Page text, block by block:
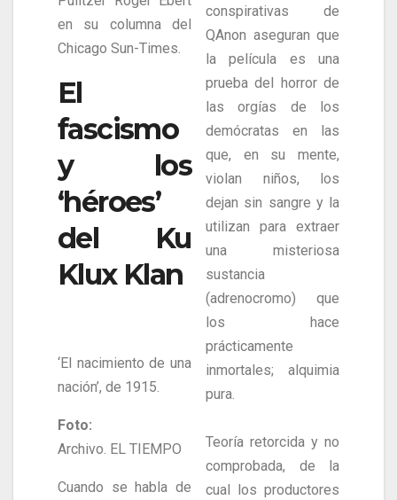
en su columna del
Chicago Sun-Times.
El
fascismo
y los
‘héroes’
del Ku
Klux Klan
‘El nacimiento de una
nación’, de 1915.
Foto:
Archivo. EL TIEMPO
Cuando se habla de
conspirativas de
QAnon aseguran que
la película es una
prueba del horror de
las orgías de los
demócratas en las
que, en su mente,
violan niños, los
dejan sin sangre y la
utilizan para extraer
una misteriosa
sustancia
(adrenocromo) que
los hace
prácticamente
inmortales; alquimia
pura.
Teoría retorcida y no
comprobada, de la
cual los productores